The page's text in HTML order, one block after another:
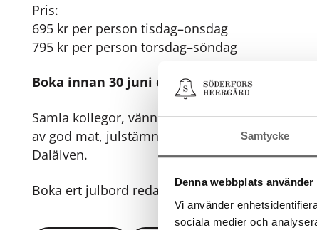
Samtycke
Denna webbplats
Vi använder
sociala medier och
Pris:
695 kr per person tisdag–onsdag
795 kr per person torsdag–söndag
Boka innan 30 juni och få 100 kr rabatt per
Samla kollegor, vänner eller familj och njut av
av god mat, julstämning och en unik
Dalälven.
Boka ert julbord redan idag.